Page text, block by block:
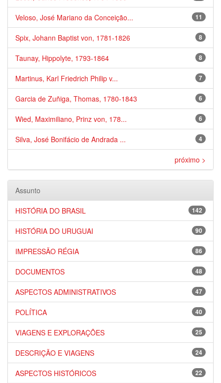
11
Veloso, José Mariano da Conceição...
8
Spix, Johann Baptist von, 1781-1826
8
Taunay, Hippolyte, 1793-1864
7
Martinus, Karl Friedrich Philip v...
6
Garcia de Zuñiga, Thomas, 1780-1843
6
Wied, Maximiliano, Prinz von, 178...
4
Silva, José Bonifácio de Andrada ...
próximo >
Assunto
142
HISTÓRIA DO BRASIL
90
HISTÓRIA DO URUGUAI
86
IMPRESSÃO RÉGIA
48
DOCUMENTOS
47
ASPECTOS ADMINISTRATIVOS
40
POLÍTICA
25
VIAGENS E EXPLORAÇÕES
24
DESCRIÇÃO E VIAGENS
22
ASPECTOS HISTÓRICOS